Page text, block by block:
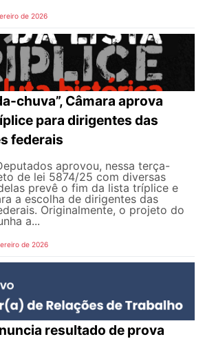
de 2026
chuva”, Câmara aprova
para dirigentes das
federais
aprovou, nessa terça-
de lei 5874/25 com diversas
prevê o fim da lista tríplice e
a escolha de dirigentes das
Originalmente, o projeto do
a...
de 2026
resultado de prova